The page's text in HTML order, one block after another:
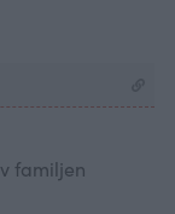
familjen